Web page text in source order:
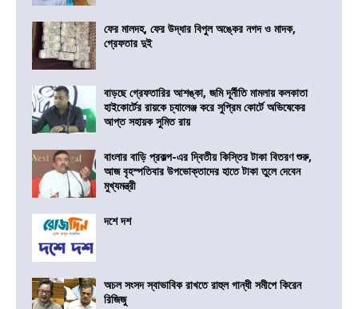
ফের মালদহ, ফের উদ্ধার বিপুল অঙ্কের নগদ ও মাদক,
গ্রেফতার দুই
বাড়ছে গ্রেফতারির আশঙ্কা, জমি দূর্নীতি মামলায় কলকাতা
হাইকোর্টের রায়কে চ্যালেঞ্জ করে সুপ্রিম কোর্টে অভিষেকের
আপ্ত সহায়ক সুমিত রায়
বাংলার বাড়ি প্রকল্প-এর দ্বিতীয় কিস্তির টাকা বিতরণ শুরু,
আজ বৃহস্পতিবার উপভোক্তাদের হাতে টাকা তুলে দেবেন
মুখ্যমন্ত্রী
দশে দশ
অচল সংসদ স্বাভাবিক রাখতে রাহুল গান্ধী সমীপে কিরেন
রিজিজু